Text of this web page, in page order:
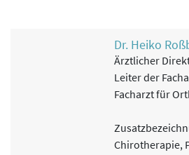
- Spezielle physiotherapeutische
Dr. Heiko
Ärztlicher
Leiter der
Facharzt für
Chirotherapie,